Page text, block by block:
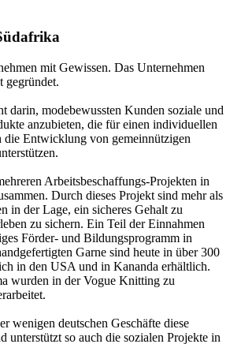
mit Gewissen. Das Unternehmen
gegründet.
darin, modebewussten Kunden soziale und
anzubieten, die für einen individuellen
die Entwicklung von gemeinnützigen
Arbeitsbeschaffungs-Projekten in
Durch dieses Projekt sind mehr als
in der Lage, ein sicheres Gehalt zu
zu sichern. Ein Teil der Einnahmen
Förder- und Bildungsprogramm in
Garne sind heute in über 300
in den USA und in Kananda erhältlich.
wurden in der Vogue Knitting zu
wenigen deutschen Geschäfte diese
unterstützt so auch die sozialen Projekte in